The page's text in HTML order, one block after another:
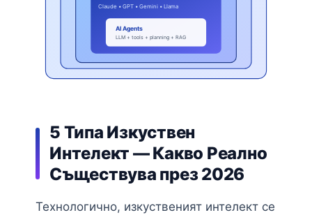
Claude • GPT • Gemini • Llama
AI Agents
LLM + tools + planning + RAG
5 Типа Изкуствен
Интелект — Какво Реално
Съществува през 2026
Технологично, изкуственият интелект се